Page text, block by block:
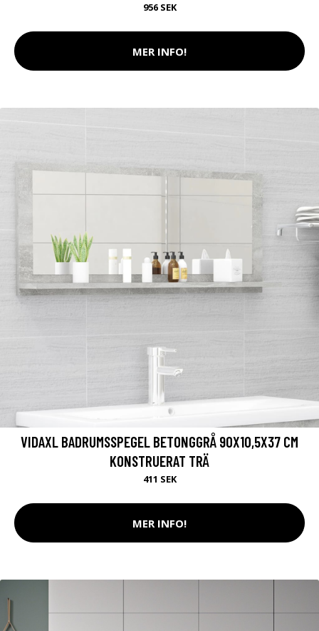
956 SEK
MER INFO!
VIDAXL BADRUMSSPEGEL BETONGGRÅ 90X10,5X37 CM
KONSTRUERAT TRÄ
411 SEK
MER INFO!